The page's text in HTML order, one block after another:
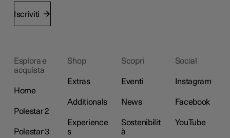
Iscriviti
Esplora e
acquista
Home
Polestar 2
Polestar 3
Shop
Extras
Additionals
Experience
s
Scopri
Eventi
News
Sostenibilit
à
Social
Instagram
Facebook
YouTube